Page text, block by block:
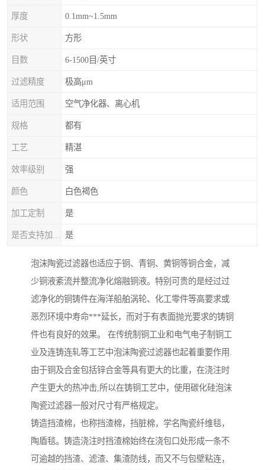
厚度 0.1mm~1.5mm
形状 方形
目数 6-1500目/英寸
过滤精度 极高μm
适用范围 空气净化器、离心机
规格 都有
工艺 精湛
效率级别 强
颜色 白色褐色
加工定制 是
是
泡沫陶瓷过滤器也适应于铜、青铜、黄铜等铜合金，减
少铜液紊流并整流净化熔融铜液。特别可贵的是经过过
滤净化的铜铸件在海洋船舶涡轮、化工零件等高要求或
恶烈环境中寿命***延长，而对于有表面抛光要求的铸铜
件也有良好的效果。 在传统制铜工业和电气电子制铜工
业及连铸连轧等工艺中泡沫陶瓷过滤器也起着重要作用.
由于铜及合金包括锌合金等具有更大的比重，在浇注时
产生更大的热冲击,所以在铸铜工艺中，使用碳化硅泡沫
陶瓷过滤器一般对尺寸有严格规定。
铸造挡渣棉，也称挡渣棉，挡脏棉，学名陶瓷纤维毯，
陶盾毯。铸造浇注时挡渣棉始终在浇包口处形成一条不
可逾越的挡渣、滤渣、集渣防线，而又不与包壁粘连，